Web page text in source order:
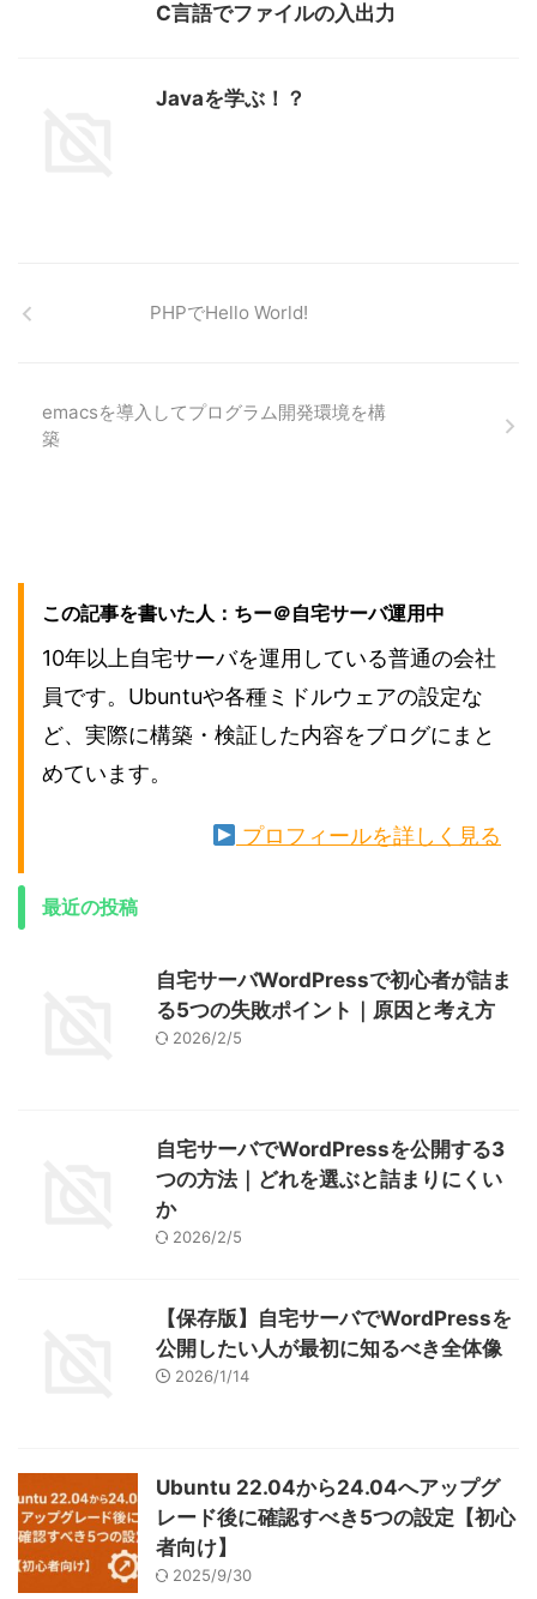
C言語でファイルの入出力
Javaを学ぶ！？
PHPでHello World!
emacsを導入してプログラム開発環境を構
築
この記事を書いた人：ちー＠自宅サーバ運用中
10年以上自宅サーバを運用している普通の会社
員です。Ubuntuや各種ミドルウェアの設定な
ど、実際に構築・検証した内容をブログにまと
めています。
プロフィールを詳しく見る
最近の投稿
自宅サーバWordPressで初心者が詰ま
る5つの失敗ポイント｜原因と考え方
2026/2/5
自宅サーバでWordPressを公開する3
つの方法｜どれを選ぶと詰まりにくい
か
2026/2/5
【保存版】自宅サーバでWordPressを
公開したい人が最初に知るべき全体像
2026/1/14
Ubuntu 22.04から24.04へアップグ
レード後に確認すべき5つの設定【初心
者向け】
2025/9/30